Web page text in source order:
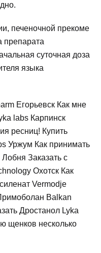
печеночной прекоме
препарата
суточная доза
языка
Егорьевск Как мне
labs Карпинск
ресниц! Купить
Уржум Как принимать
Заказать с
Охотск Как
Vermodje
Balkan
Дростанол Lyka
щенков несколько